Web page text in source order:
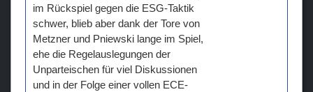
Teams
Verein
Sponsoren / Partner
im Rückspiel gegen die ESG-Taktik
schwer, blieb aber dank der Tore von
Metzner und Pniewski lange im Spiel,
ehe die Regelauslegungen der
Unparteischen für viel Diskussionen
und in der Folge einer vollen ECE-